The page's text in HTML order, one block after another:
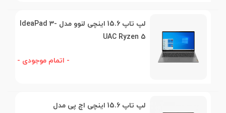
لپ تاپ 15.6 اینچی لنوو مدل IdeaPad 3-
UAC Ryzen 5
- اتمام موجودی -
لپ تاپ 15.6 اینچی اچ پی مدل